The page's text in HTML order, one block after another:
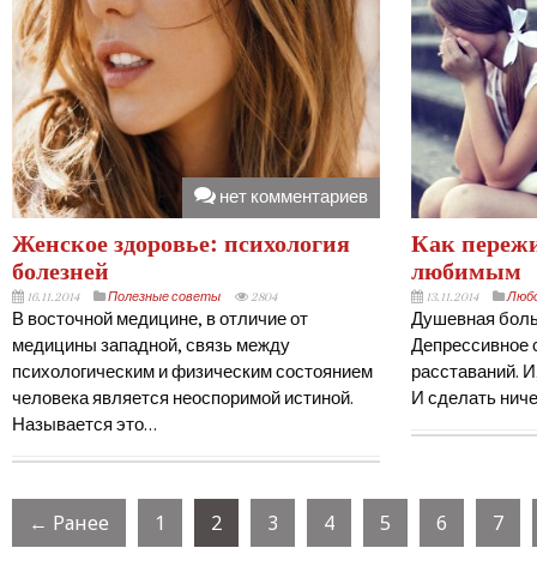
нет комментариев
Женское здоровье: психология
болезней
16.11.2014 Полезные советы 2804
В восточной медицине, в отличие от
медицины западной, связь между
психологическим и физическим состоянием
человека является неоспоримой истиной.
Называется это…
Как
любимым
13.11.2014
Душевная
Депрессивное
расставаний.
И сделать
← Ранее 1 2 3 4 5 6 7